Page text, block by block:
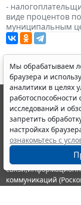
-
виде процентов
муниципальным
Мы обрабатываем
браузера и
аналитики в целях
работоспособности
исследований и
запретить
настройках
ознакомьтесь с
© ООО "НПП
выпускается с 1990
являются
информации ГАРАНТ.
Портал ГАРАНТ.РУ
издания
коммуникаций